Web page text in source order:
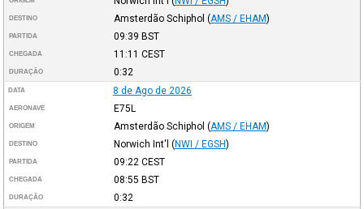
DESTINO Amsterdão Schiphol (AMS / EHAM)
PARTIDA 09:39 BST
CHEGADA 11:11 CEST
DURAÇÃO 0:32
DATA 8 de Ago de 2026
AERONAVE E75L
ORIGEM Amsterdão Schiphol (AMS / EHAM)
DESTINO Norwich Int'l (NWI / EGSH)
PARTIDA 09:22 CEST
CHEGADA 08:55 BST
DURAÇÃO 0:32